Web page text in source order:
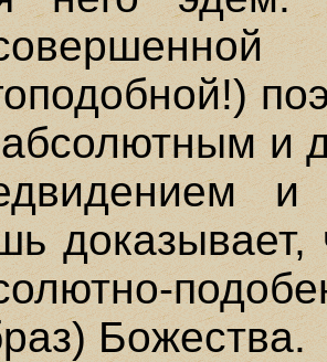
и
Божества.